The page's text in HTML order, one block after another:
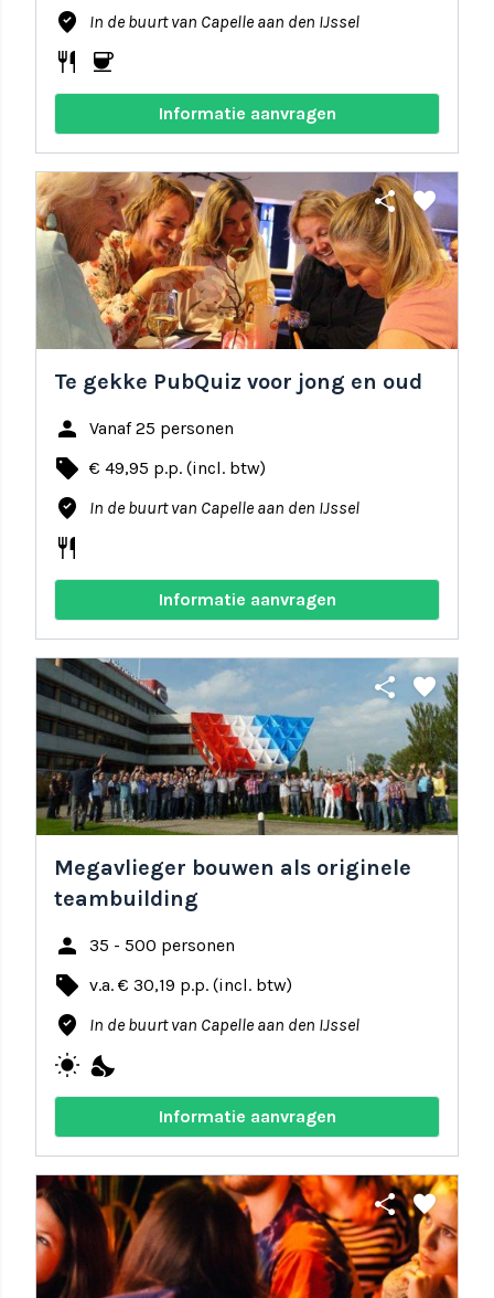
where_to_vote In de buurt van Capelle aan den IJssel
restaurant coffee
Informatie aanvragen
share favorite
Te gekke PubQuiz voor jong en oud
person Vanaf 25 personen
local_offer € 49,95 p.p. (incl. btw)
where_to_vote In de buurt van Capelle aan den IJssel
restaurant
Informatie aanvragen
share favorite
Megavlieger bouwen als originele
teambuilding
person 35 - 500 personen
local_offer v.a. € 30,19 p.p. (incl. btw)
where_to_vote In de buurt van Capelle aan den IJssel
wb_sunny nights_stay
Informatie aanvragen
share favorite